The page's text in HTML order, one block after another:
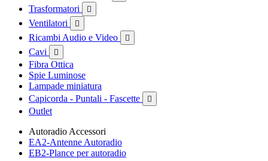
Trasformatori 
Ventilatori 
Ricambi Audio e Video 
Cavi 
Fibra Ottica
Spie Luminose
Lampade miniatura
Capicorda - Puntali - Fascette

Outlet
Autoradio Accessori
EA2-Antenne Autoradio
EB2-Plance per autoradio